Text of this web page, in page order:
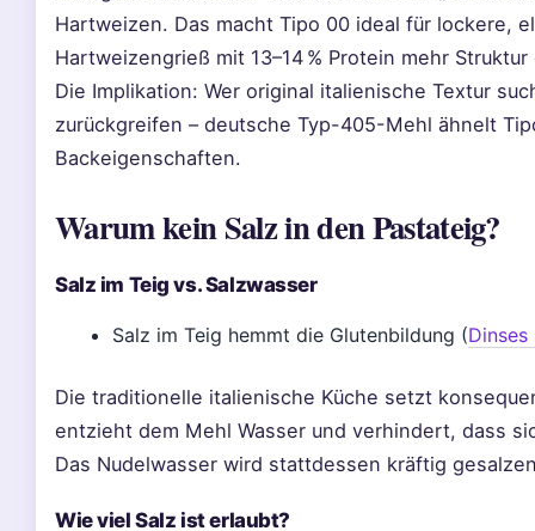
Hartweizen. Das macht Tipo 00 ideal für lockere,
Hartweizengrieß mit 13–14 % Protein mehr
Die Implikation: Wer original italienische Textur
zurückgreifen – deutsche Typ-405-Mehl ähnelt
Backeigenschaften.
Warum kein Salz in den Pastateig?
Salz im Teig vs. Salzwasser
Salz im Teig hemmt die Glutenbildung (
Die traditionelle italienische Küche setzt
entzieht dem Mehl Wasser und verhindert, dass
Das Nudelwasser wird stattdessen kräftig
Wie viel Salz ist erlaubt?